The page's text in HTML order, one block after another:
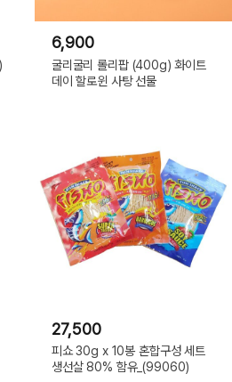
6,900
굴리굴리 롤리팝 (400g) 화이트
데이 할로윈 사탕 선물
27,500
피쇼 30g x 10봉 혼합구성 세트
생선살 80% 함유_(99060)